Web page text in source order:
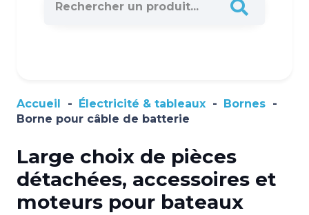
Accueil - Électricité & tableaux - Bornes -
Borne pour câble de batterie
Large choix de pièces
détachées, accessoires et
moteurs pour bateaux